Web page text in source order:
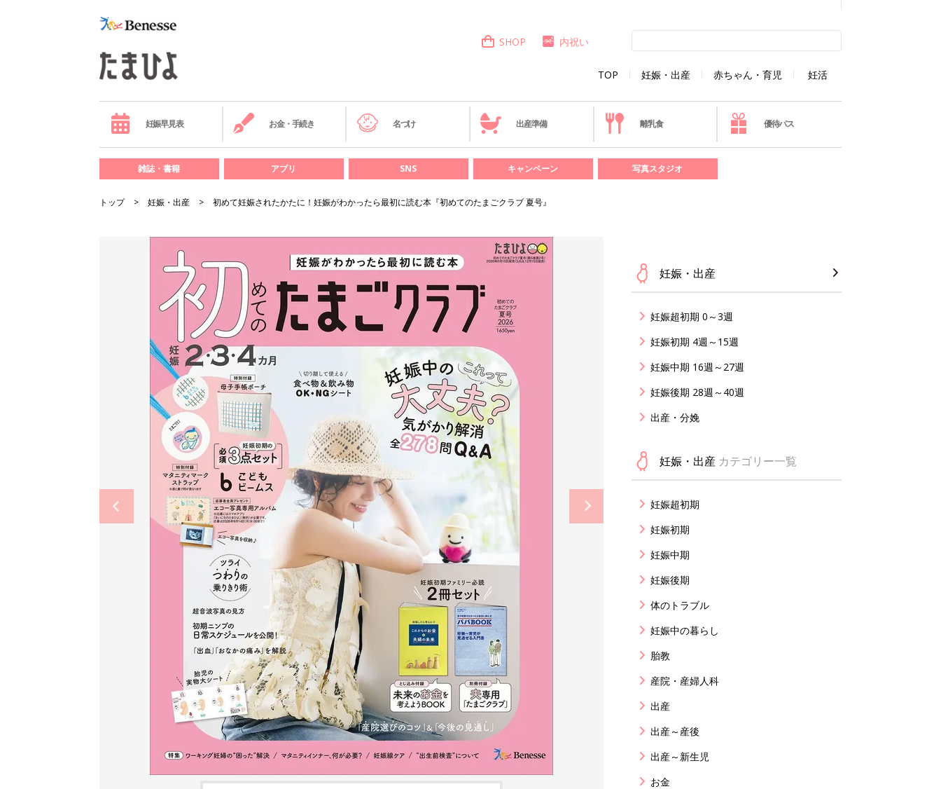
TOP 妊娠・出産 赤ちゃん・育児 妊活
SHOP 内祝い
妊娠早見表 お金・手続き 名づけ 出産準備 離乳食 優待パス
雑誌・書籍 アプリ SNS キャンペーン 写真スタジオ
トップ 妊娠・出産 初めて妊娠されたかたに！妊娠がわかったら最初に読む本『初めてのたまごクラブ 夏号』
妊娠・出産
妊娠超初期 0～3週
妊娠初期 4週～15週
妊娠中期 16週～27週
妊娠後期 28週～40週
出産・分娩
妊娠・出産 カテゴリー一覧
妊娠超初期
妊娠初期
妊娠中期
妊娠後期
体のトラブル
妊娠中の暮らし
胎教
産院・産婦人科
出産
出産～産後
出産～新生児
お金